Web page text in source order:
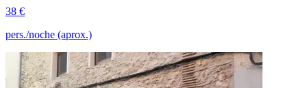
38 €
pers./noche (aprox.)